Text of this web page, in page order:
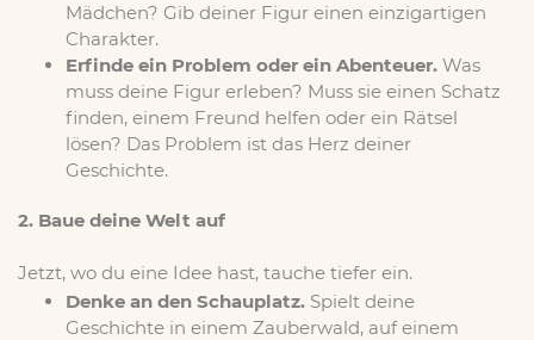
Mädchen? Gib deiner Figur einen einzigartigen
Charakter.
Erfinde ein Problem oder ein Abenteuer. Was
muss deine Figur erleben? Muss sie einen Schatz
finden, einem Freund helfen oder ein Rätsel
lösen? Das Problem ist das Herz deiner
Geschichte.
2. Baue deine Welt auf
Jetzt, wo du eine Idee hast, tauche tiefer ein.
Denke an den Schauplatz. Spielt deine
Geschichte in einem Zauberwald, auf einem